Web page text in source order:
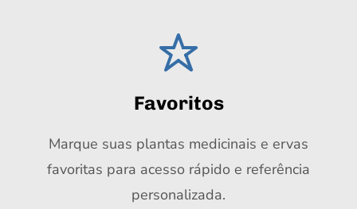
Favoritos
Marque suas plantas medicinais e ervas
favoritas para acesso rápido e referência
personalizada.